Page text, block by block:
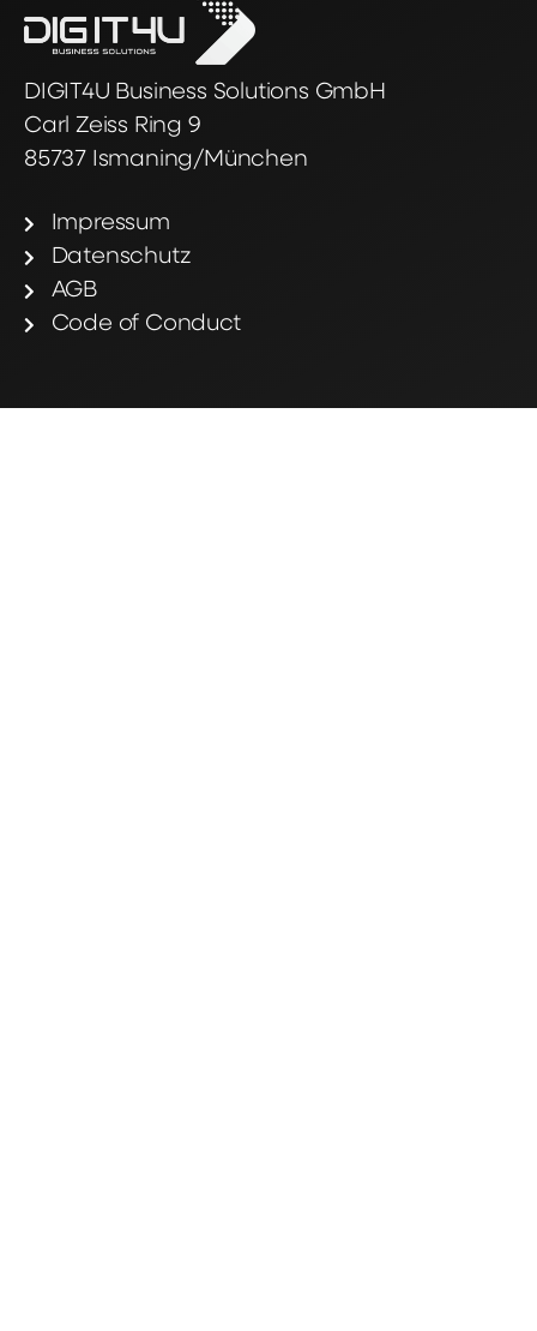
DIGIT4U Business Solutions GmbH
Carl Zeiss Ring 9
85737 Ismaning/München
Impressum
Datenschutz
AGB
Code of Conduct